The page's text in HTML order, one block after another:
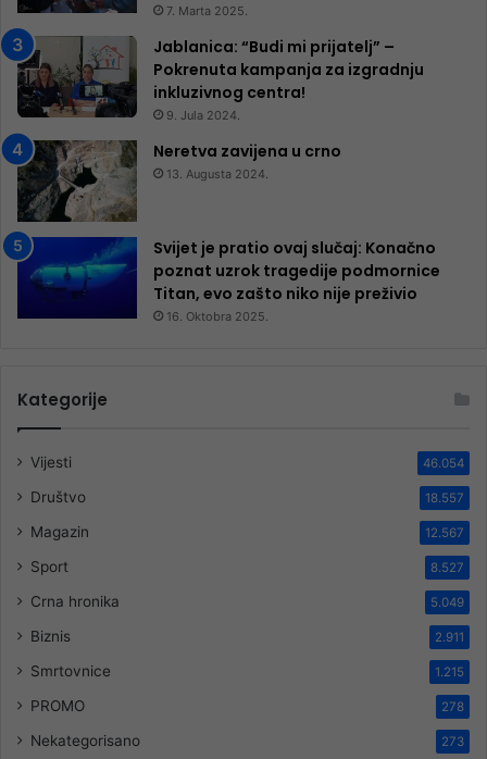
7. Marta 2025.
Jablanica: “Budi mi prijatelj” –
Pokrenuta kampanja za izgradnju
inkluzivnog centra!
9. Jula 2024.
Neretva zavijena u crno
13. Augusta 2024.
Svijet je pratio ovaj slučaj: Konačno
poznat uzrok tragedije podmornice
Titan, evo zašto niko nije preživio
16. Oktobra 2025.
Kategorije
Vijesti 46.054
Društvo 18.557
Magazin 12.567
Sport 8.527
Crna hronika 5.049
Biznis 2.911
Smrtovnice 1.215
PROMO 278
Nekategorisano 273